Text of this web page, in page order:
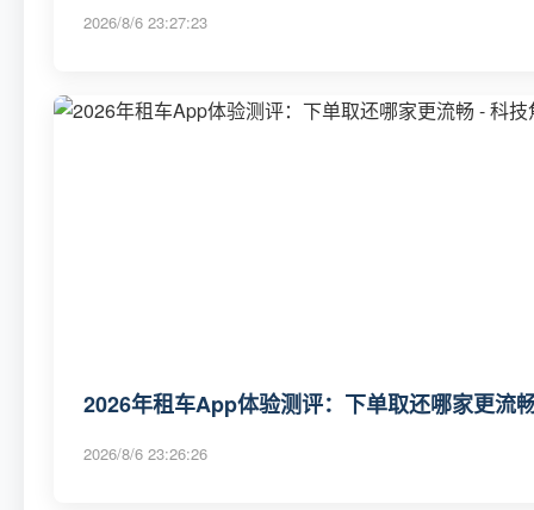
2026/8/6 23:27:23
2026年租车App体验测评：下单取还哪家更流
2026/8/6 23:26:26